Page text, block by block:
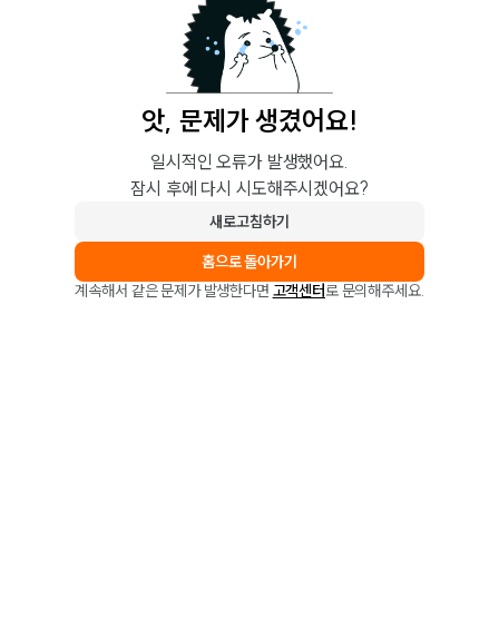
앗, 문제가 생겼어요!
일시적인 오류가 발생했어요.
잠시 후에 다시 시도해주시겠어요?
새로고침하기
홈으로 돌아가기
계속해서 같은 문제가 발생한다면 고객센터로 문의해주세요.